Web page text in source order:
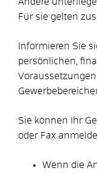
Für sie gelten
Informieren Sie
persönlichen,
Sie können Ihr
oder Fax
Wenn die